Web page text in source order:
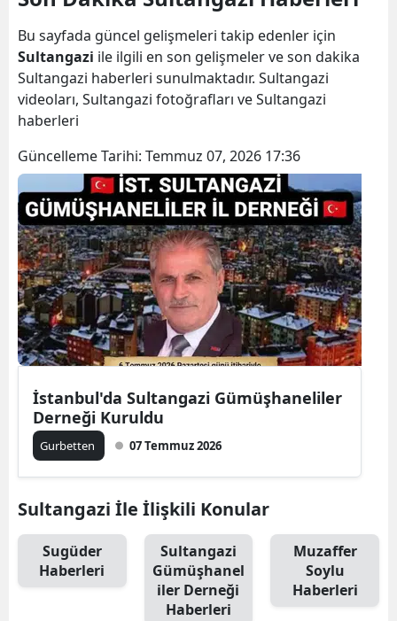
Bingöl
Burdur
Bursa
Çanakkale
Çankırı
Çorum
Denizli
Elazığ
Eskişehir
Gaziantep
Bu sayfada güncel gelişmeleri takip edenler için
Sultangazi ile ilgili en son gelişmeler ve son dakika
Sultangazi haberleri sunulmaktadır. Sultangazi
videoları, Sultangazi fotoğrafları ve Sultangazi
haberleri
Güncelleme Tarihi: Temmuz 07, 2026 17:36
İstanbul'da Sultangazi Gümüşhaneliler
Derneği Kuruldu
Gurbetten 07 Temmuz 2026
Sultangazi İle İlişkili Konular
Sugüder
Haberleri
Sultangazi
Gümüşhanel
iler Derneği
Haberleri
Muzaffer
Soylu
Haberleri